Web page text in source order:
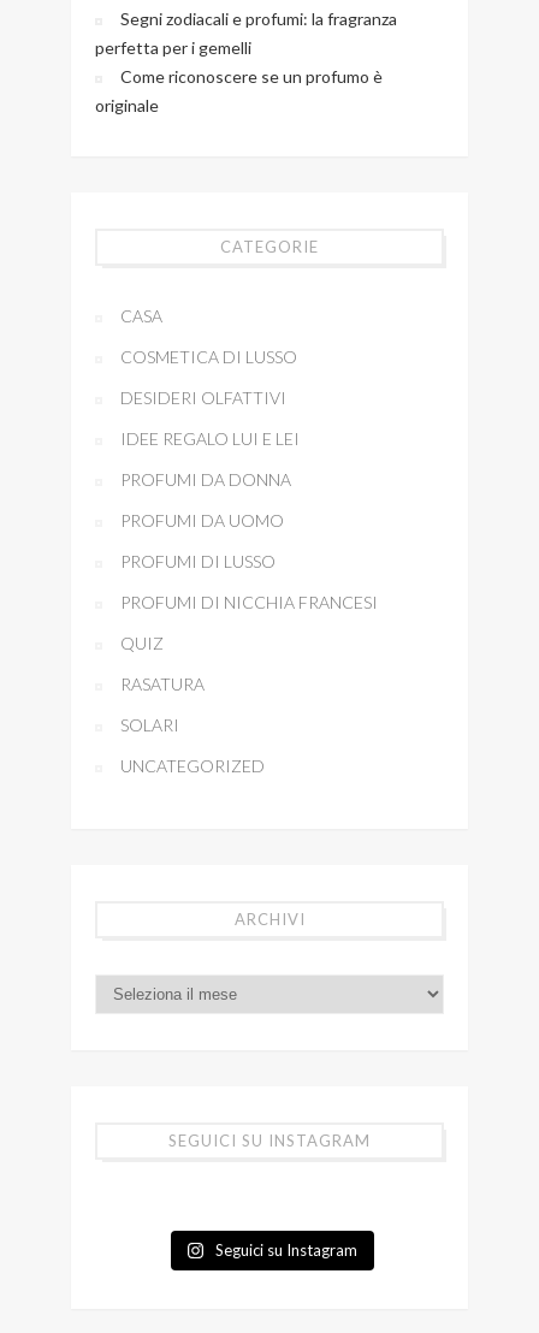
Segni zodiacali e profumi: la fragranza
perfetta per i gemelli
Come riconoscere se un profumo è
originale
CATEGORIE
CASA
COSMETICA DI LUSSO
DESIDERI OLFATTIVI
IDEE REGALO LUI E LEI
PROFUMI DA DONNA
PROFUMI DA UOMO
PROFUMI DI LUSSO
PROFUMI DI NICCHIA FRANCESI
QUIZ
RASATURA
SOLARI
UNCATEGORIZED
ARCHIVI
SEGUICI SU INSTAGRAM
Seguici su Instagram